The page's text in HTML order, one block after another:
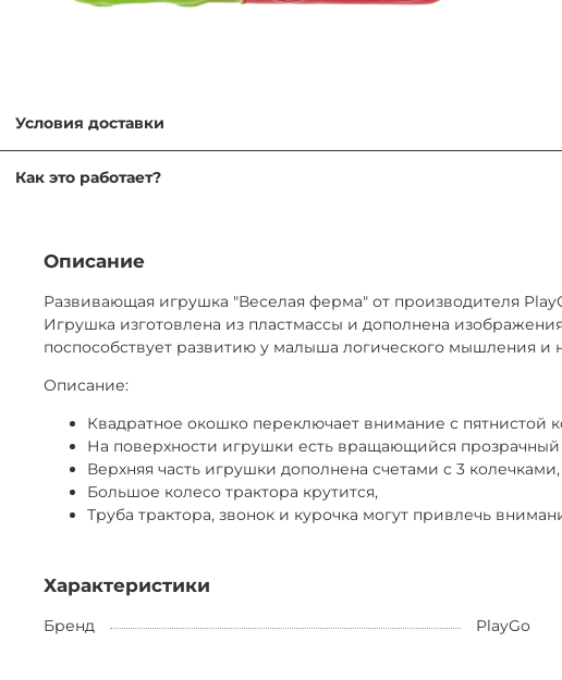
Условия доставки
ул. Никулинская 23к1, ежедневно 9:00–21:00
Завтра или позже, до 30 км от МКАД
Экспресс-доставка — от 800 ₽
Как это работает?
Для заключения договора необходимо иметь при себе паспорт
Товар можно вернуть в любой момент самостоятельно или через
Продлить аренду можно онлайн, сообщив нам минимум за сутки
Описание
Развивающая игрушка "Веселая ферма" от производителя
Игрушка изготовлена из пластмассы и дополнена
поспособствует развитию у малыша логического мышления и
Описание:
Квадратное окошко переключает внимание с пятнистой
На поверхности игрушки есть вращающийся
Верхняя часть игрушки дополнена счетами с 3
Большое колесо трактора крутится,
Труба трактора, звонок и курочка могут привлечь
Характеристики
Бренд PlayGo